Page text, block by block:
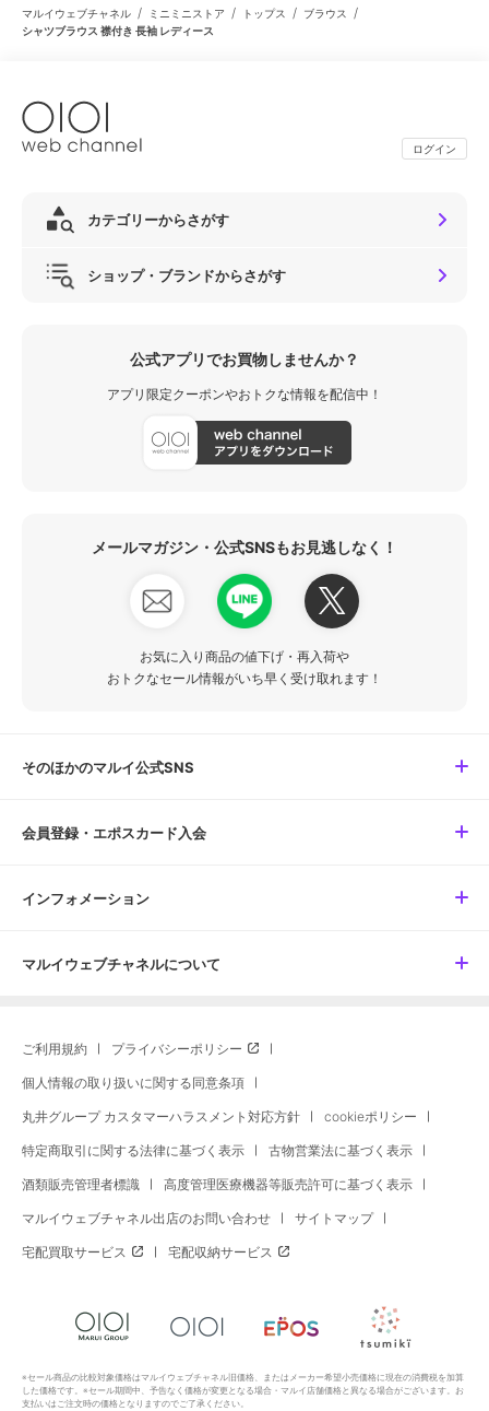
マルイウェブチャネル / ミニミニストア / トップス / ブラウス /
シャツブラウス 襟付き 長袖 レディース
ログイン
カテゴリーからさがす
ショップ・ブランドからさがす
公式アプリでお買物しませんか？
アプリ限定クーポンやおトクな情報を配信中！
メールマガジン・公式SNSもお見逃しなく！
お気に入り商品の値下げ・再入荷や
おトクなセール情報がいち早く受け取れます！
そのほかのマルイ公式SNS
会員登録・エポスカード入会
インフォメーション
マルイウェブチャネルについて
ご利用規約 プライバシーポリシー
個人情報の取り扱いに関する同意条項
丸井グループ カスタマーハラスメント対応方針 cookieポリシー
特定商取引に関する法律に基づく表示 古物営業法に基づく表示
酒類販売管理者標識 高度管理医療機器等販売許可に基づく表示
マルイウェブチャネル出店のお問い合わせ サイトマップ
宅配買取サービス 宅配収納サービス
※セール商品の比較対象価格はマルイウェブチャネル旧価格、またはメーカー希望小売価格に現在の消費税を加算
した価格です。※セール期間中、予告なく価格が変更となる場合・マルイ店舗価格と異なる場合がございます。お
支払いはご注文時の価格となりますのでご了承ください。